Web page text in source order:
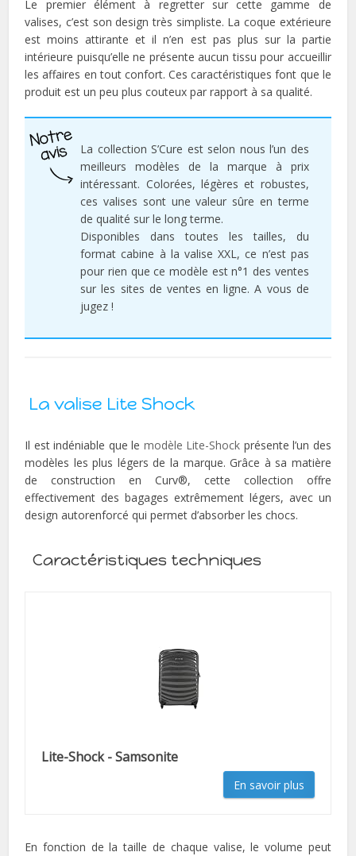
Le premier élément à regretter sur cette gamme de
valises, c’est son design très simpliste. La coque extérieure
est moins attirante et il n’en est pas plus sur la partie
intérieure puisqu’elle ne présente aucun tissu pour accueillir
les affaires en tout confort. Ces caractéristiques font que le
produit est un peu plus couteux par rapport à sa qualité.
La collection S’Cure est selon nous l’un des
meilleurs modèles de la marque à prix
intéressant. Colorées, légères et robustes,
ces valises sont une valeur sûre en terme
de qualité sur le long terme.
Disponibles dans toutes les tailles, du
format cabine à la valise XXL, ce n’est pas
pour rien que ce modèle est n°1 des ventes
sur les sites de ventes en ligne. A vous de
jugez !
La valise Lite Shock
Il est indéniable que le modèle Lite-Shock présente l’un des
modèles les plus légers de la marque. Grâce à sa matière
de construction en Curv®, cette collection offre
effectivement des bagages extrêmement légers, avec un
design autorenforcé qui permet d’absorber les chocs.
Caractéristiques techniques
Lite-Shock - Samsonite
En savoir plus
En fonction de la taille de chaque valise, le volume peut